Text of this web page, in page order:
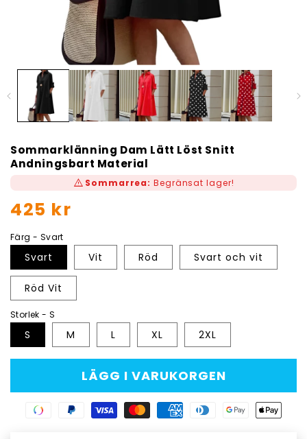
Sommarklänning Dam Lätt Löst Snitt
Andningsbart Material
warning Sommarrea: Begränsat lager!
Ordinarie
425 kr
Färg - Svart
Svart Vit Röd Svart och vit
Röd Vit
Storlek - S
S M L XL 2XL
LÄGG I VARUKORGEN
Swish
PaypalVisa
MasterAmerican
Diners
GoogleApple